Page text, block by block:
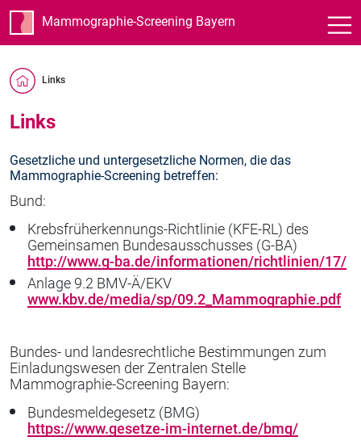
Mammographie-Screening Bayern
Links
Links
Gesetzliche und untergesetzliche Normen, die das
Mammographie-Screening betreffen:
Bund:
Krebsfrüherkennungs-Richtlinie (KFE-RL) des
Gemeinsamen Bundesausschusses (G-BA)
http://www.g-ba.de/informationen/richtlinien/17/
Anlage 9.2 BMV-Ä/EKV
www.kbv.de/media/sp/09.2_Mammographie.pdf
Bundes- und landesrechtliche Bestimmungen zum
Einladungswesen der Zentralen Stelle
Mammographie-Screening Bayern:
Bundesmeldegesetz (BMG)
https://www.gesetze-im-internet.de/bmg/